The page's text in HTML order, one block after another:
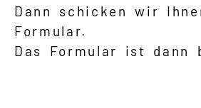
Dann schicken wir
Formular.
Das Formular ist dann